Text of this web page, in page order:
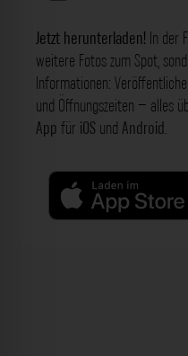
Jetzt herunterladen! In der
weitere Fotos zum Spot,
Informationen:
und Öffnungszeiten – alles
App für iOS und Android.